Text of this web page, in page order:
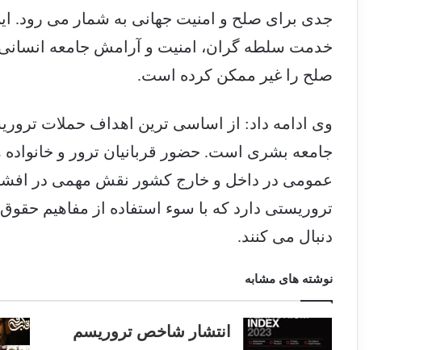
جدی برای صلح و امنیت جهانی به شمار می رود.
خدمت سلطه گران، امنیت و آرامش جامعه
صلح را غیر ممکن کرده است.
وی ادامه داد: از اساسی ترین اهداف حملات
جامعه بشری است. حضور قربانیان ترور و خانواده
عمومی در داخل و خارج کشور نقش مهمی در
تروریستی دارد که با سوء استفاده از مفاهیم
دنبال می کنند.
نوشته های مشابه
انتشار شاخص تروریسم